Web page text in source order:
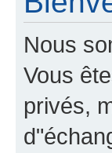
Nous
Vous
privés,